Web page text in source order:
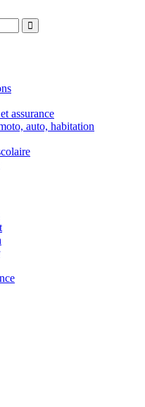
assurance
auto, habitation